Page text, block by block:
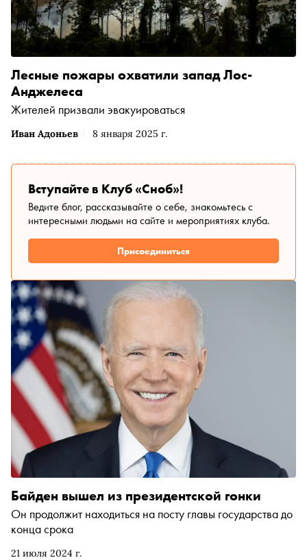
Иван Адоньев 8 января 2025 г.
Лесные пожары охватили запад Лос-
Анджелеса
Жителей призвали эвакуироваться
Вступайте в Клуб «Сноб»!
Ведите блог, рассказывайте о себе, знакомьтесь с
интересными людьми на сайте и мероприятиях клуба.
Присоединиться
21 июля 2024 г.
Байден вышел из президентской гонки
Он продолжит находиться на посту главы государства до
конца срока